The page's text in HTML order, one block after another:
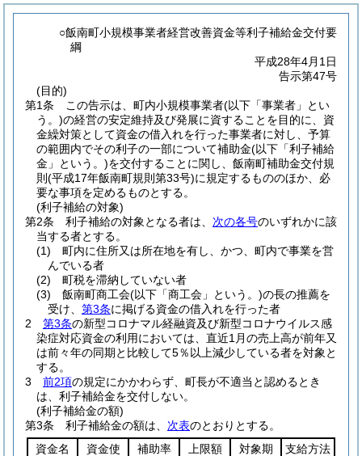
○飯南町小規模事業者経営改善資金等利子補給金交付要
綱
平成28年4月1日
告示第47号
(目的)
第1条
この告示は、町内小規模事業者(以下「事業者」とい
う。)の経営の安定維持及び発展に資することを目的に、資
金繰対策として資金の借入れを行った事業者に対し、予算
の範囲内でその利子の一部について補助金(以下「利子補給
金」という。)を交付することに関し、飯南町補助金交付規
則 (平成17年飯南町規則第33号)に規定するもののほか、必
要な事項を定めるものとする。
(利子補給の対象)
第2条
利子補給の対象となる者は、 次の各号のいずれかに該
当する者とする。
(1)
町内に住所又は所在地を有し、かつ、町内で事業を営
んでいる者
(2)
町税を滞納していない者
(3)
飯南町商工会(以下「商工会」という。)の長の推薦を
受け、 第3条に掲げる資金の借入れを行った者
2
第3条の新型コロナマル経融資及び新型コロナウイルス感
染症対応資金の利用においては、直近1月の売上高が前年又
は前々年の同期と比較して5％以上減少している者を対象と
する。
3
前2項の規定にかかわらず、町長が不適当と認めるとき
は、利子補給金を交付しない。
(利子補給金の額)
第3条
利子補給金の額は、 次表のとおりとする。
資金名
資金使
補助率 上限額
対象期
支給方法